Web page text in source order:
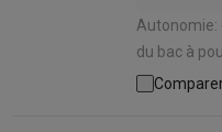
Autonomie:
du bac à
miettes